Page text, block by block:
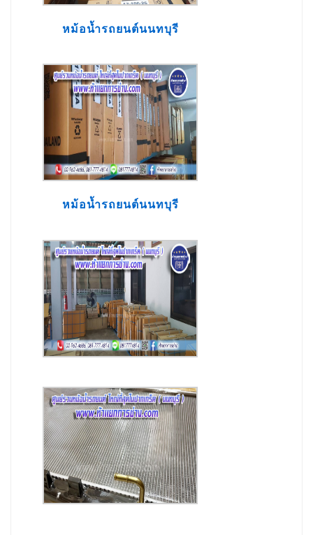
หม้อน้ำรถยนต์นนทบุรี
หม้อน้ำรถยนต์นนทบุรี